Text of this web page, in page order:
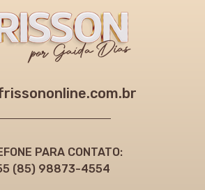
PARA CONTATO:
(85) 98873-4554